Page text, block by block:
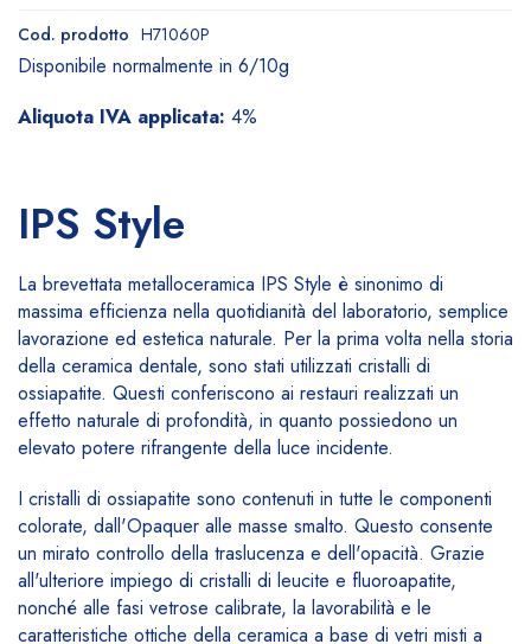
Cod. prodotto H71060P
Disponibile normalmente in 6/10g
Aliquota IVA applicata: 4%
IPS Style
La brevettata metalloceramica IPS Style è sinonimo di
massima efficienza nella quotidianità del laboratorio, semplice
lavorazione ed estetica naturale. Per la prima volta nella storia
della ceramica dentale, sono stati utilizzati cristalli di
ossiapatite. Questi conferiscono ai restauri realizzati un
effetto naturale di profondità, in quanto possiedono un
elevato potere rifrangente della luce incidente.
I cristalli di ossiapatite sono contenuti in tutte le componenti
colorate, dall'Opaquer alle masse smalto. Questo consente
un mirato controllo della traslucenza e dell'opacità. Grazie
all'ulteriore impiego di cristalli di leucite e fluoroapatite,
nonché alle fasi vetrose calibrate, la lavorabilità e le
caratteristiche ottiche della ceramica a base di vetri misti a